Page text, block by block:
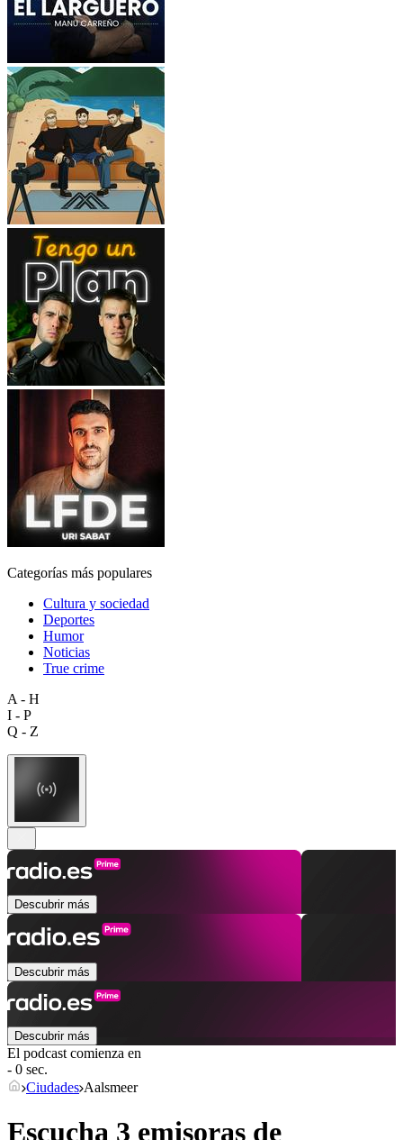
Categorías más populares
Cultura y sociedad
Deportes
Humor
Noticias
True crime
A - H
I - P
Q - Z
Descubrir más
Descubrir más
Descubrir más
El podcast comienza en
- 0 sec.
Ciudades Aalsmeer
Escucha 3 emisoras de